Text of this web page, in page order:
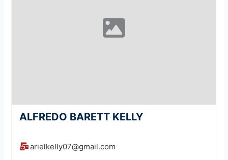
ALFREDO BARETT KELLY
arielkelly07@gmail.com